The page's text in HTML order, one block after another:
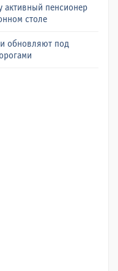
активный пенсионер
столе
обновляют под